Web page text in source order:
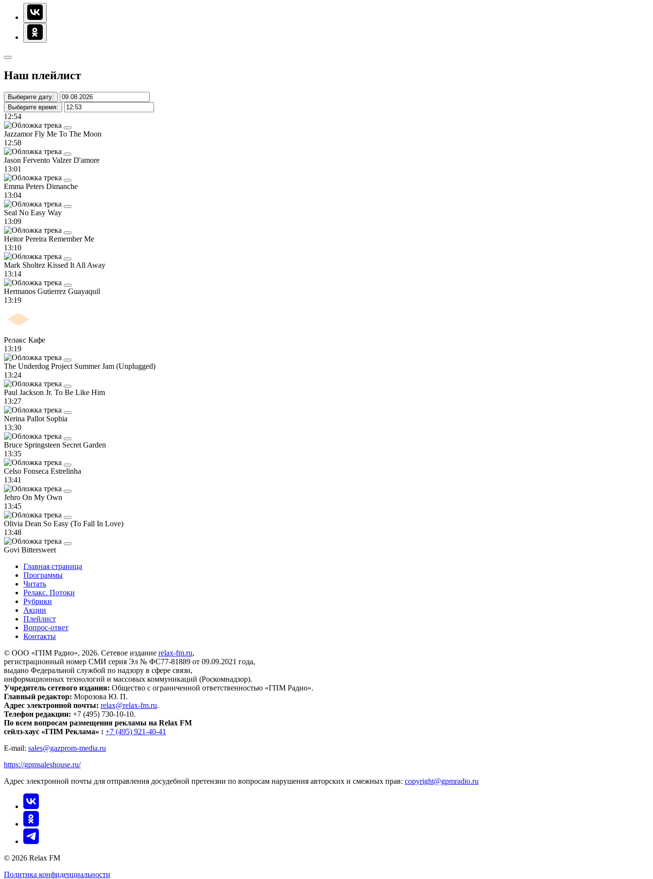
Наш плейлист
Выберите дату:
Выберите время:
12:54
JazzamorFly Me To The Moon
12:58
Jason Fervento Valzer D'amore
13:01
Emma Peters Dimanche
13:04
Seal No Easy Way
13:09
Heitor Pereira Remember Me
13:10
Mark Sholtez Kissed It All Away
13:14
Hermanos Gutierrez Guayaquil
13:19
Релакс Кафе
13:19
The Underdog Project Summer Jam (Unplugged)
13:24
Paul Jackson Jr. To Be Like Him
13:27
Nerina Pallot Sophia
13:30
Bruce Springsteen Secret Garden
13:35
Celso Fonseca Estrelinha
13:41
Jehro On My Own
13:45
Olivia Dean So Easy (To Fall In Love)
13:48
Govi Bittersweet
Главная страница
Программы
Читать
Релакс. Потоки
Рубрики
Акции
Плейлист
Вопрос-ответ
Контакты
© ООО «ГПМ Радио», 2026. Сетевое издание relax-fm.ru,
регистрационный номер СМИ серия Эл № ФС77-81889 от 09.09.2021 года,
выдано Федеральной службой по надзору в сфере связи,
информационных технологий и массовых коммуникаций (Роскомнадзор).
Учредитель сетевого издания: Общество с ограниченной ответственностью «ГПМ Радио».
Главный редактор: Морозова Ю. П.
Адрес электронной почты: relax@relax-fm.ru.
Телефон редакции: +7 (495) 730-10-10.
По всем вопросам размещения рекламы на Relax FM
сейлз-хаус «ГПМ Реклама» : +7 (495) 921-40-41
E-mail: sales@gazprom-media.ru
https://gpmsaleshouse.ru/
Адрес электронной почты для отправления досудебной претензии по вопросам нарушения авторских и смежных прав: copyright@gpmradio.ru
© 2026 Relax FM
Политика конфиденциальности